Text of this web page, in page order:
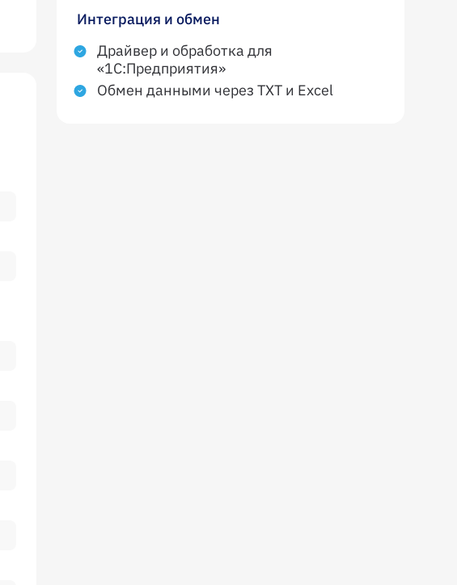
Интеграция и обмен
Драйвер и обработка для
«1С:Предприятия»
Обмен данными через TXT и Excel